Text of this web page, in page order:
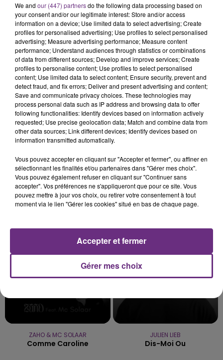
TITRES DIFFUSÉS
18h20
18h20
OFENBACH & STARSAILOR
Four To The Floor
18h18
18h18
OLIVIA DEAN
So Easy (to Fall In Love)
ZAHO & MC SOLAAR
Comme Caroline
JULIEN LIEB
Dis-Moi Ou
We and our (447) partnersdo the following data processing based on
your consent and/or our legitimate interest: Store and/or access
information on a device; Use limited data to select advertising; Create
profiles for personalised advertising; Use profiles to select personalised
advertising; Measure advertising performance; Measure content
performance; Understand audiences through statistics or combinations
of data from different sources; Develop and improve services; Create
profiles to personalise content; Use profiles to select personalised
content; Use limited data to select content; Ensure security, prevent and
detect fraud, and fix errors; Deliver and present advertising and content;
Save and communicate privacy choices. These technologies may
process personal data such as IP address and browsing data to offer
following functionalities: Identify devices based on information actively
requested; Use precise geolocation data; Match and combine data from
other data sources; Link different devices; Identify devices based on
information transmitted automatically.
Vous pouvez accepter en cliquant sur "Accepter et fermer", ou affiner en
sélectionnant les finalités et/ou partenaires dans "Gérer mes choix".
Vous pouvez également refuser en cliquant sur "Continuer sans
accepter". Vos préférences ne s'appliqueront que pour ce site. Vous
pouvez mettre à jour vos choix, ou retirer votre consentement à tout
moment via le lien "Gérer les cookies" situé en bas de chaque page.
Gérer mes choix
Accepter et fermer